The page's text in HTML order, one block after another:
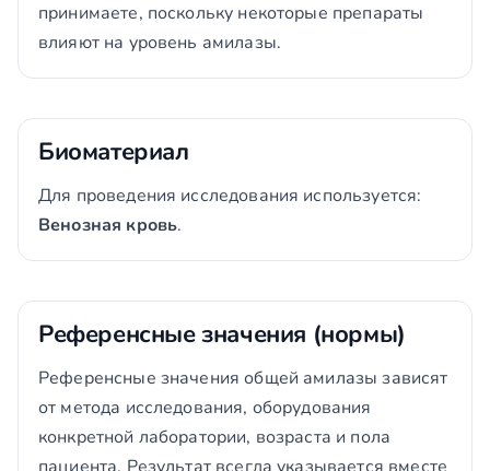
принимаете, поскольку некоторые препараты
влияют на уровень амилазы.
Биоматериал
Для проведения исследования используется:
Венозная кровь.
Референсные значения (нормы)
Референсные значения общей амилазы зависят
от метода исследования, оборудования
конкретной лаборатории, возраста и пола